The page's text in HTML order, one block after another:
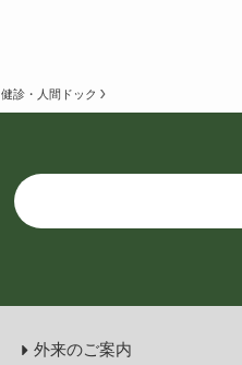
健診・人間ドック
外来のご案内